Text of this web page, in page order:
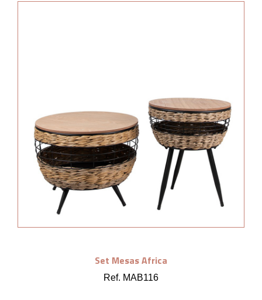
Set Mesas Africa
Ref. MAB116